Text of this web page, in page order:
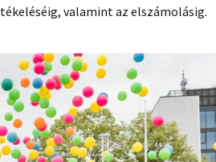
valamint az elszámolásig.